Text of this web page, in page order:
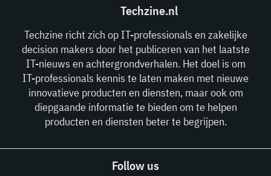
Techzine.nl
Techzine richt zich op IT-professionals en zakelijke
decision makers door het publiceren van het laatste
IT-nieuws en achtergrondverhalen. Het doel is om
IT-professionals kennis te laten maken met nieuwe
innovatieve producten en diensten, maar ook om
diepgaande informatie te bieden om te helpen
producten en diensten beter te begrijpen.
Follow us